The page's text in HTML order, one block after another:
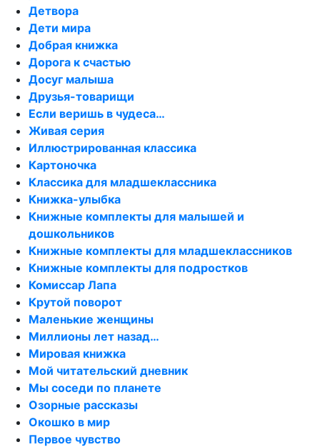
Детвора
Дети мира
Добрая книжка
Дорога к счастью
Досуг малыша
Друзья-товарищи
Если веришь в чудеса…
Живая серия
Иллюстрированная классика
Картоночка
Классика для младшеклассника
Книжка-улыбка
Книжные комплекты для малышей и
дошкольников
Книжные комплекты для младшеклассников
Книжные комплекты для подростков
Комиссар Лапа
Крутой поворот
Маленькие женщины
Миллионы лет назад…
Мировая книжка
Мой читательский дневник
Мы соседи по планете
Озорные рассказы
Окошко в мир
Первое чувство